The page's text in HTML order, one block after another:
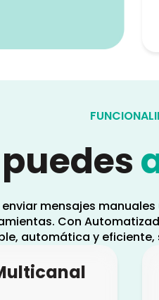
mensajes
Con
automática y